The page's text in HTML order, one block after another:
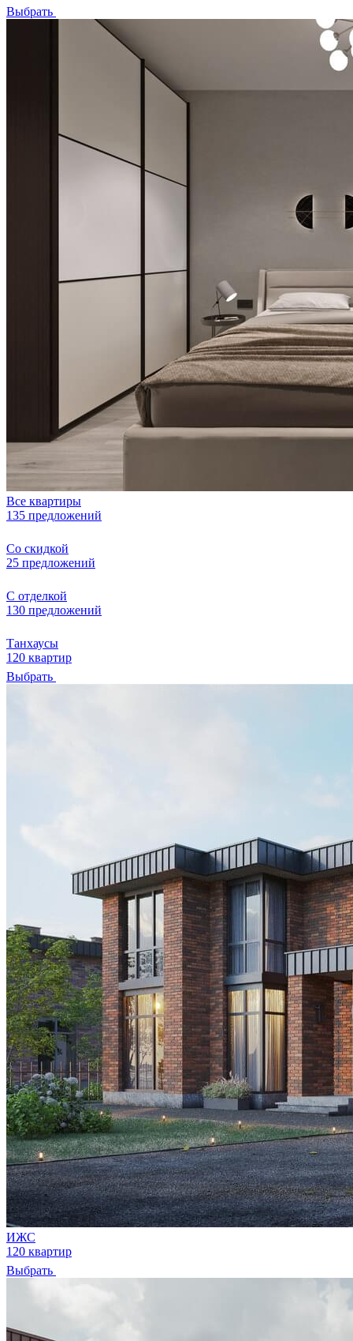
Выбрать
Все квартиры
135 предложений
Со скидкой
25 предложений
С отделкой
130 предложений
Танхаусы
120 квартир
Выбрать
ИЖС
120 квартир
Выбрать